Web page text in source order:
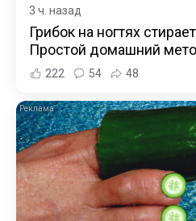
3 ч. назад
Грибок на ногтях
Простой домашний
222 54 48